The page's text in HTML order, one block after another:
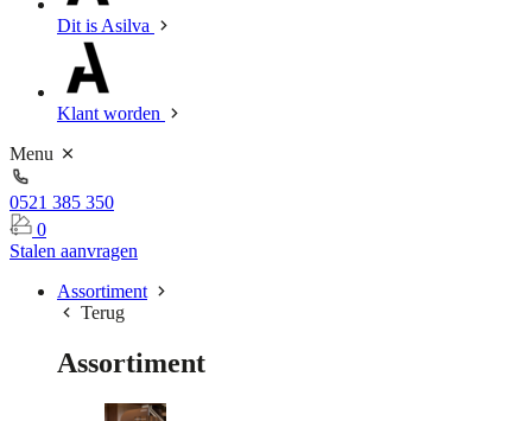
Dit is Asilva
Klant worden
Menu
0521 385 350
0
Stalen aanvragen
Assortiment
Terug
Assortiment